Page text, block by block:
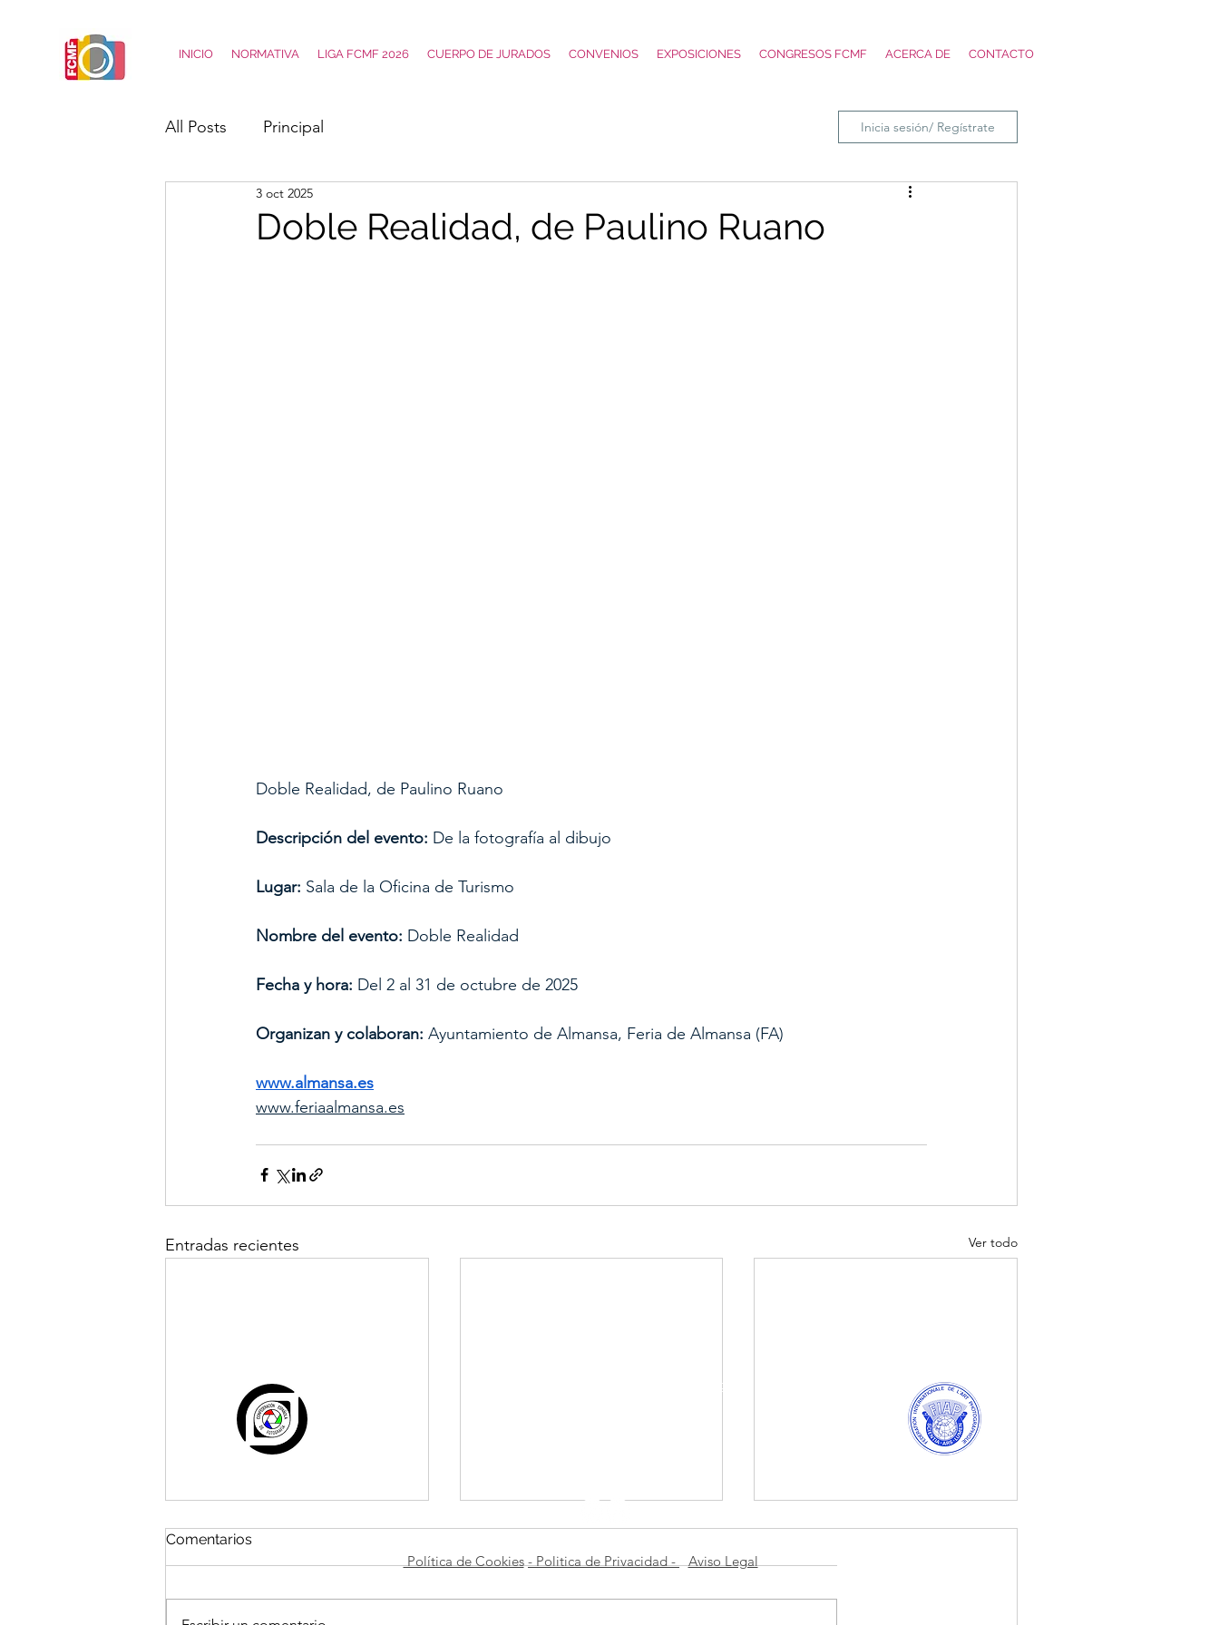
INICIO NORMATIVA LIGA FCMF 2026 CUERPO DE JURADOS CONVENIOS EXPOSICIONES CONGRESOS FCMF ACERCA DE CONTACTO
All Posts Principal Inicia sesión/ Regístrate
Doble Realidad, de Paulino Ruano
3 oct 2025
Doble Realidad, de Paulino Ruano
Descripción del evento: De la fotografía al dibujo
Lugar: Sala de la Oficina de Turismo
Nombre del evento: Doble Realidad
Fecha y hora: Del 2 al 31 de octubre de 2025
Organizan y colaboran: Ayuntamiento de Almansa, Feria de Almansa (FA)
www.almansa.es
www.feriaalmansa.es
Entradas recientes Ver todo
Comentarios
Federación Castellano Manchega de Fotografía
Política de Cookies - Politica de Privacidad - Aviso Legal